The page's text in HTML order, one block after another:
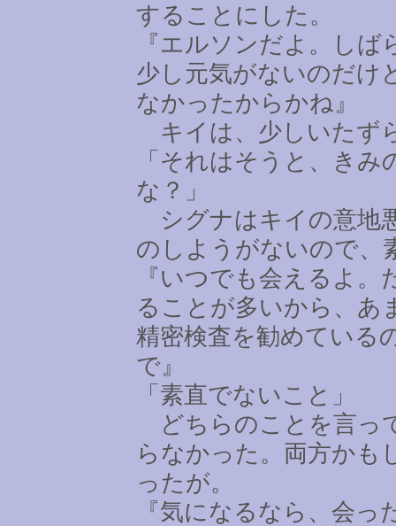
することにした。
『エルソンだよ。し
少し元気がないのだけ
なかったからかね』
キイは、少しいたず
「それはそうと、き
な？」
シグナはキイの意地
のしようがないので、
『いつでも会えるよ
ることが多いから、あ
精密検査を勧めている
で』
「素直でないこと」
どちらのことを言っ
らなかった。両方かも
ったが。
『気になるなら、会